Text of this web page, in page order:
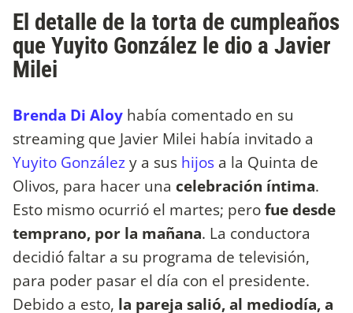
El detalle de la torta de cumpleaños
que Yuyito González le dio a Javier
Milei
Brenda Di Aloy había comentado en su
streaming que Javier Milei había invitado a
Yuyito Gonzálezy a sus hijos a la Quinta de
Olivos, para hacer una celebración íntima.
Esto mismo ocurrió el martes; perofue desde
temprano, por la mañana. La conductora
decidió faltar a su programa de televisión,
para poder pasar el día con el presidente.
Debido a esto, la pareja salió, al mediodía, a